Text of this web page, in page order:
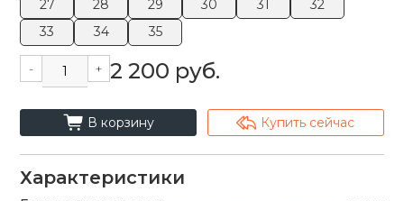
27
28 29 30 31
32
33
34 35
- + 2 200 руб.
cart_fill В корзину arrowshape_turn_up_left_2 Купить сейчас
Характеристики